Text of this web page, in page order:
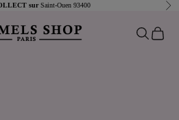
surSaint-Ouen 93400
shop Ouvrir la
Voir